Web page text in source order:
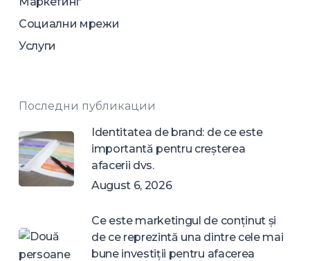
Социални мрежи
Услуги
Последни публикации
Identitatea de brand: de ce este
importantă pentru creșterea
afacerii dvs.
August 6, 2026
Ce este marketingul de conținut și
de ce reprezintă una dintre cele mai
bune investiții pentru afacerea